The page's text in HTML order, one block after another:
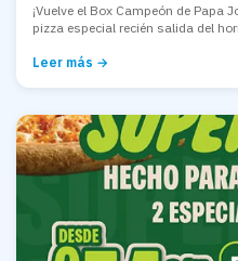
¡Vuelve el Box Campeón de Papa
pizza especial recién salida del
Leer más →